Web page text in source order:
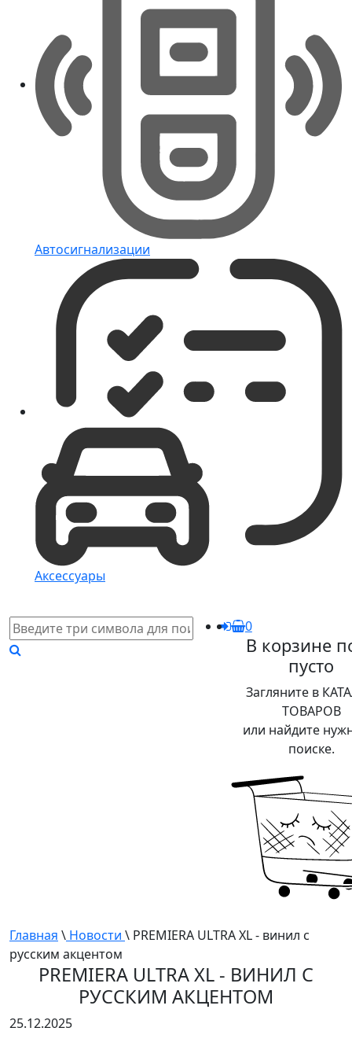
Автосигнализации
Аксессуары
0
В корзине
пусто
Загляните в
ТОВАРОВ
или найдите
поиске.
Главная \ Новости \ PREMIERA ULTRA XL - винил с
русским акцентом
PREMIERA ULTRA XL - ВИНИЛ С
РУССКИМ АКЦЕНТОМ
25.12.2025